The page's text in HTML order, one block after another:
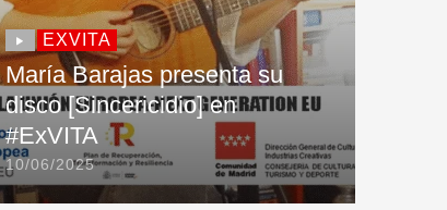
EXVITA
María Barajas presenta su
disco [Sincericidio] en
#ExVITA
10/06/2025